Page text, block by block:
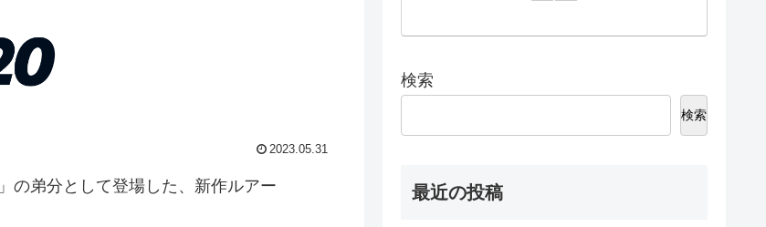
2023.05.31
の弟分として登場した、新作ルアー
検索
検索
最近の投稿